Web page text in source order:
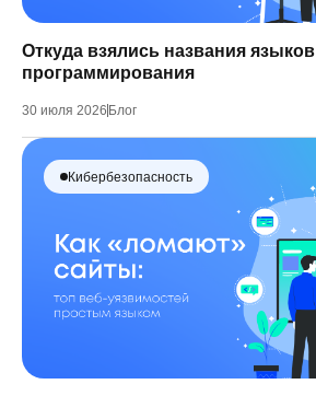
Откуда взялись названия языков
программирования
30 июля 2026 Блог
Кибербезопасность